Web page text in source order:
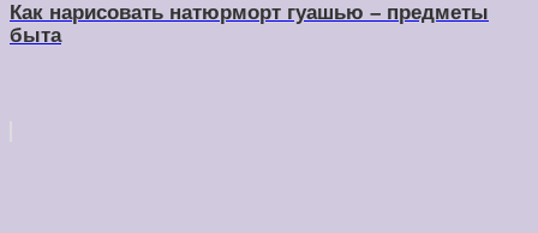
Как нарисовать натюрморт гуашью – предметы
быта